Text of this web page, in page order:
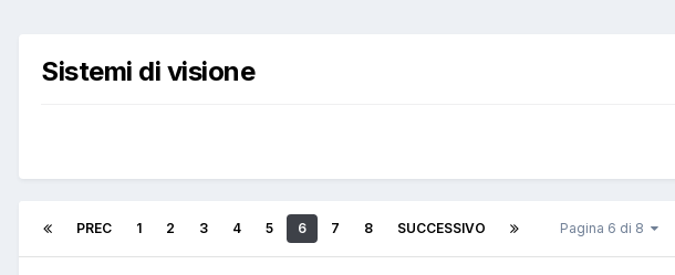
Sistemi di visione
PREC 1 2 3 4 5 6 7 8 SUCCESSIVO Pagina 6 di 8